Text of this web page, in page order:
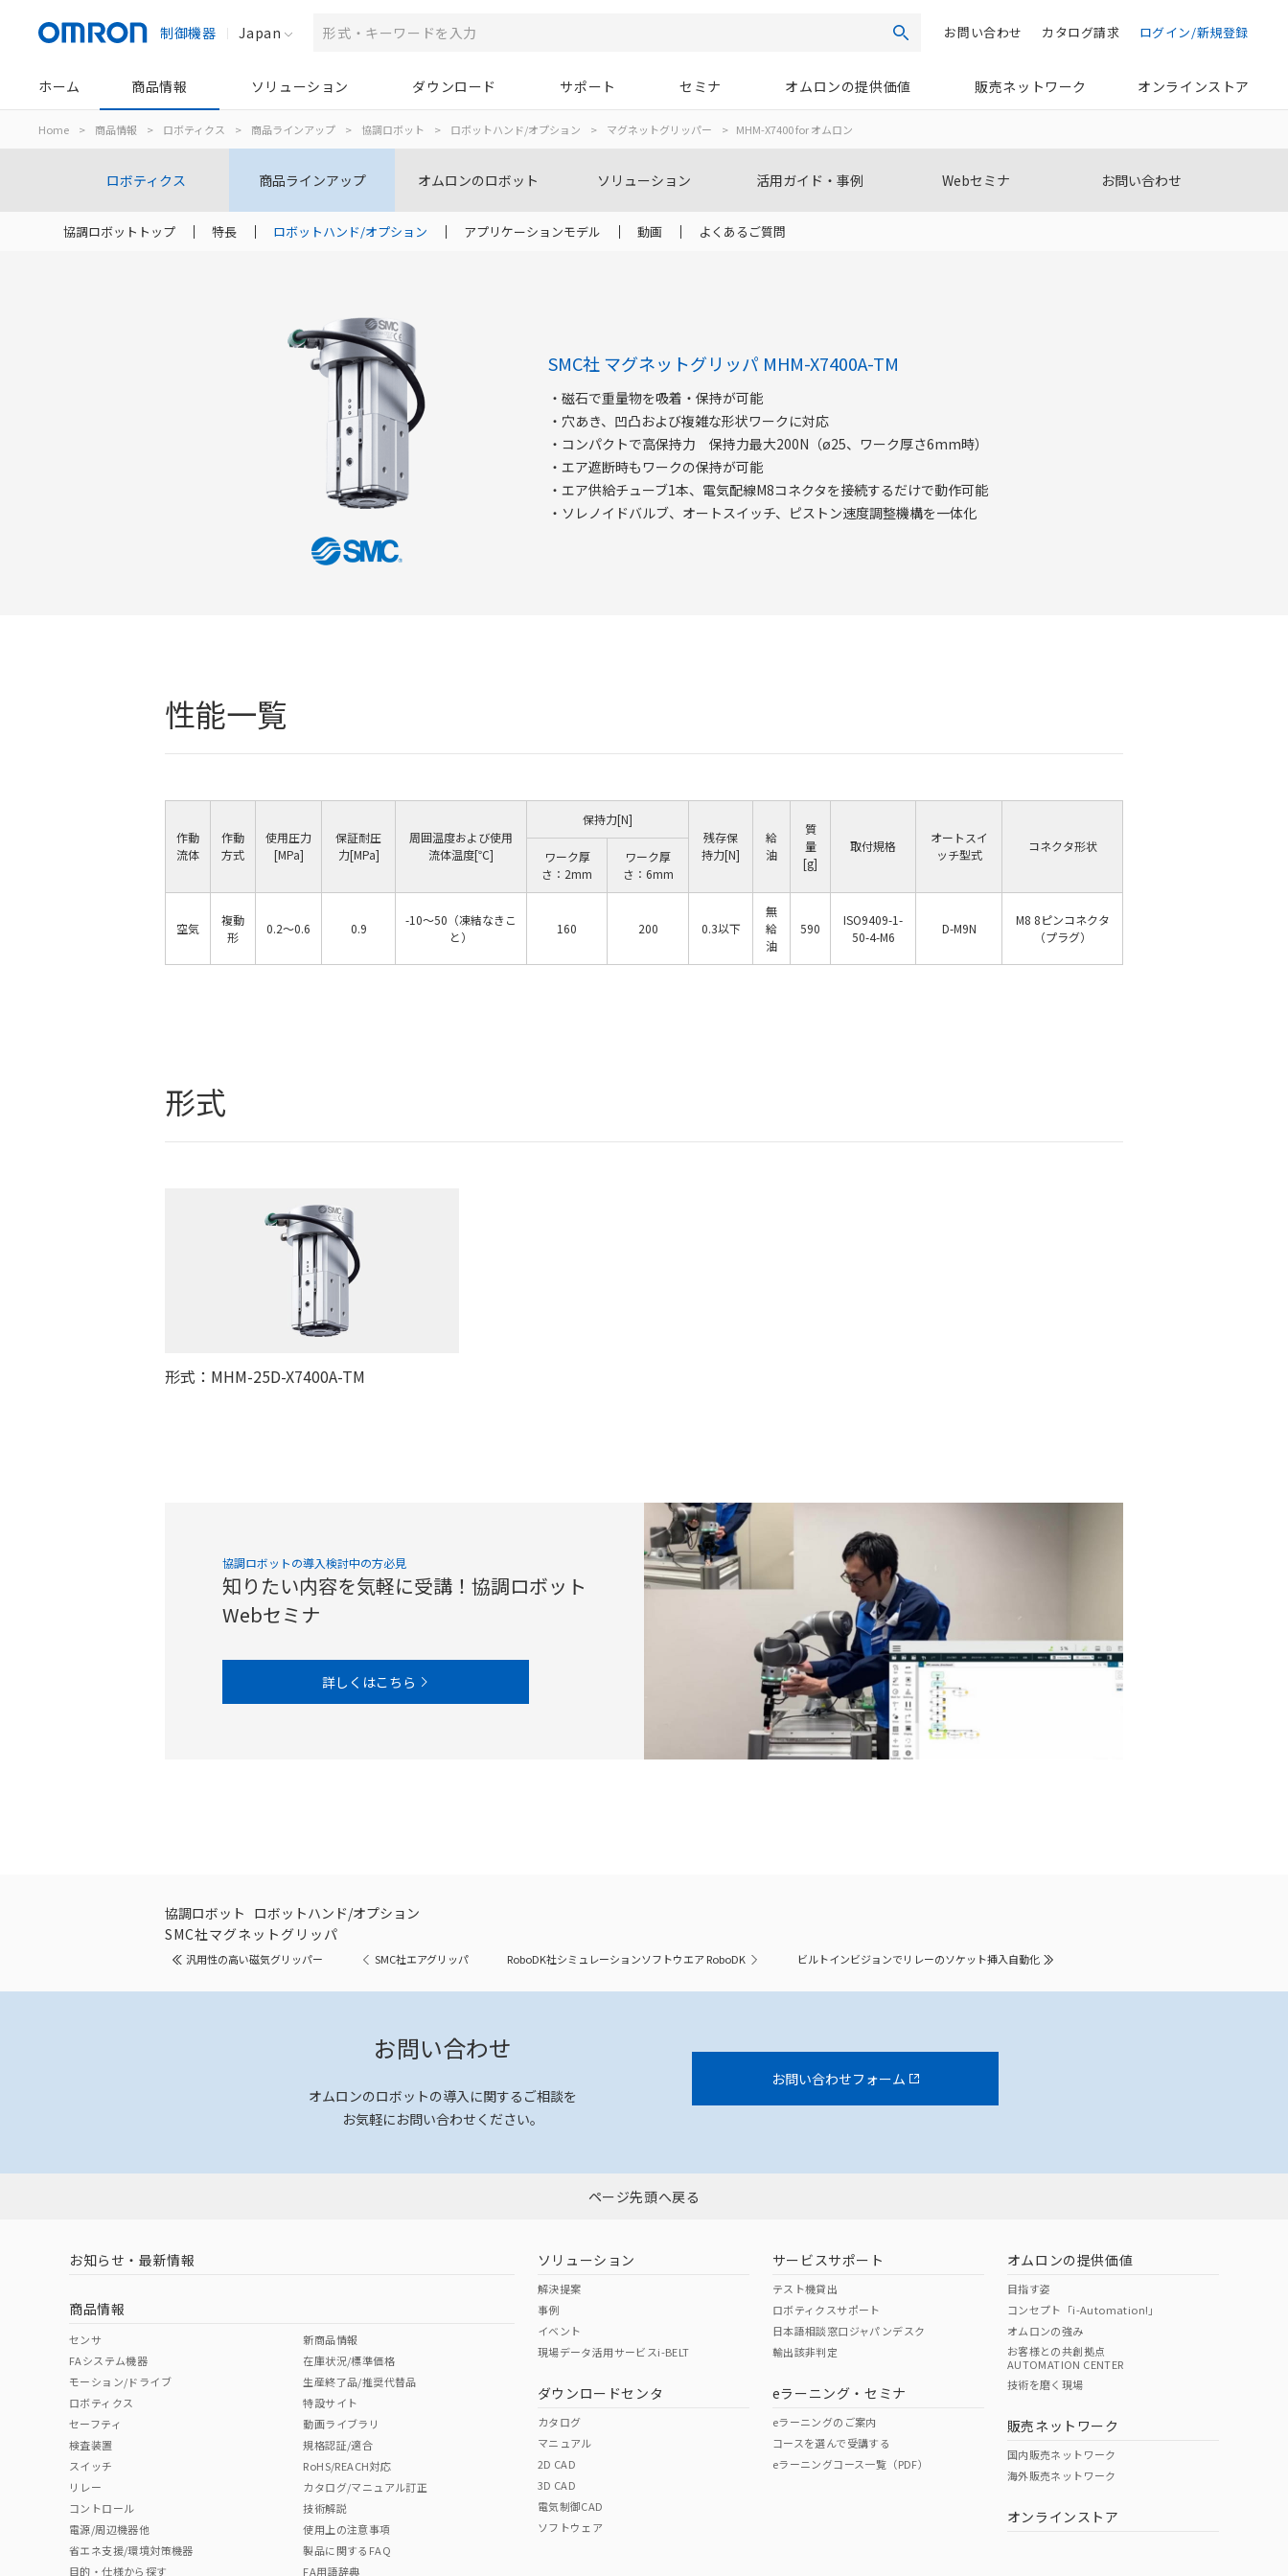
制御機器 Japan 検索 ログイン/新規登録
カタログ請求
お問い合わせ
ホーム 商品情報 ソリューション ダウンロード サポート セミナ オムロンの提供価値 販売ネットワーク オンラインストア
Home > 商品情報 > ロボティクス > 商品ラインアップ > 協調ロボット > ロボットハンド/オプション > マグネットグリッパー > MHM-X7400 for オムロン
ロボティクス 商品ラインアップ オムロンのロボット ソリューション 活用ガイド・事例 Webセミナ お問い合わせ
協調ロボットトップ 特長 ロボットハンド/オプション アプリケーションモデル 動画 よくあるご質問
SMC社 マグネットグリッパ MHM-X7400A-TM
・磁石で重量物を吸着・保持が可能
・穴あき、凹凸および複雑な形状ワークに対応
・コンパクトで高保持力 保持力最大200N（ø25、ワーク厚さ6mm時）
・エア遮断時もワークの保持が可能
・エア供給チューブ1本、電気配線M8コネクタを接続するだけで動作可能
・ソレノイドバルブ、オートスイッチ、ピストン速度調整機構を一体化
性能一覧
作動
流体
作動
方式
使用圧力
[MPa]
保証耐圧
力[MPa]
周囲温度および使用
流体温度[℃]
保持力[N]
残存保
持力[N]
給
油
質
量
[g]
取付規格
オートスイ
ッチ型式
コネクタ形状
ワーク厚
さ：2mm
ワーク厚
さ：6mm
空気
複動
形
0.2〜0.6 0.9
-10〜50（凍結なきこ
と）
160 200 0.3以下
無
給
油
590
ISO9409-1-
50-4-M6
D-M9N
M8 8ピンコネクタ
（プラグ）
形式
形式：MHM-25D-X7400A-TM
協調ロボットの導入検討中の方必見
知りたい内容を気軽に受講！ 協調ロボット
Webセミナ
詳しくはこちら
協調ロボット ロボットハンド/オプション
SMC社マグネットグリッパ
汎用性の高い磁気グリッパー SMC社エアグリッパ RoboDK社シミュレーションソフトウエア RoboDK ビルトインビジョンでリレーのソケット挿入自動化
お問い合わせ
オムロンのロボットの導入に関するご相談を
お気軽にお問い合わせください。
お問い合わせフォーム
ページ先頭へ戻る
お知らせ・最新情報
商品情報
センサ
FAシステム機器
モーション/ドライブ
ロボティクス
セーフティ
検査装置
スイッチ
リレー
コントロール
電源/周辺機器他
省エネ支援/環境対策機器
目的・仕様から探す
新商品情報
在庫状況/標準価格
生産終了品/推奨代替品
特設サイト
動画ライブラリ
規格認証/適合
RoHS/REACH対応
カタログ/マニュアル訂正
技術解説
使用上の注意事項
製品に関するFAQ
FA用語辞典
ソリューション
解決提案
事例
イベント
現場データ活用サービスi-BELT
ダウンロードセンタ
カタログ
マニュアル
2D CAD
3D CAD
電気制御CAD
ソフトウェア
サービスサポート
テスト機貸出
ロボティクスサポート
日本語相談窓口ジャパンデスク
輸出該非判定
eラーニング・セミナ
eラーニングのご案内
コースを選んで受講する
eラーニングコース一覧（PDF）
オムロンの提供価値
目指す姿
コンセプト「i-Automation!」
オムロンの強み
お客様との共創拠点
AUTOMATION CENTER
技術を磨く現場
販売ネットワーク
国内販売ネットワーク
海外販売ネットワーク
オンラインストア